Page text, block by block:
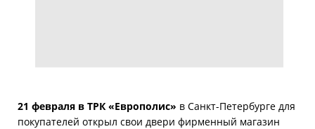
21 февраля в ТРК «Европолис» в Санкт-Петербурге для
покупателей открыл свои двери фирменный магазин